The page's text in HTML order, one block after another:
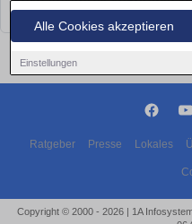
Alle Cookies akzeptieren
Einstellungen
bald wieder vorbei!
Ratgeber Presse Lokales
Copyright © 2000 - 2026 | 1A